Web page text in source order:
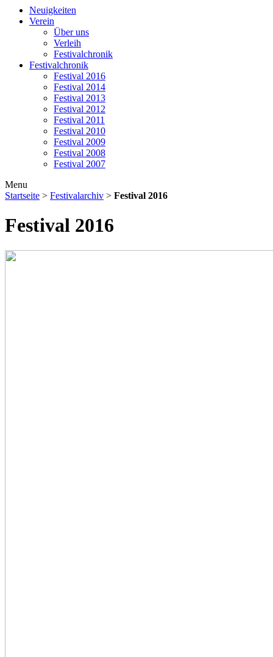
Neuigkeiten
Verein
Über uns
Verleih
Festivalchronik
Festivalchronik
Festival 2016
Festival 2014
Festival 2013
Festival 2012
Festival 2011
Festival 2010
Festival 2009
Festival 2008
Festival 2007
Menu
Startseite > Festivalarchiv > Festival 2016
Festival 2016